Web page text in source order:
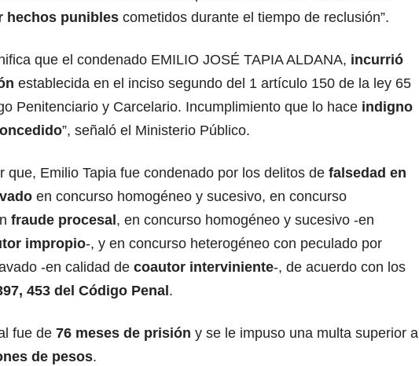
hechos punibles cometidos durante el tiempo de reclusión”.
que el condenado EMILIO JOSÉ TAPIA ALDANA, incurrió
establecida en el inciso segundo del 1 artículo 150 de la ley 65
Penitenciario y Carcelario. Incumplimiento que lo hace indigno
”, señaló el Ministerio Público.
que, Emilio Tapia fue condenado por los delitos de falsedad en
en concurso homogéneo y sucesivo, en concurso
fraude procesal , en concurso homogéneo y sucesivo -en
impropio-, y en concurso heterogéneo con peculado por
-en calidad de coautor interviniente-, de acuerdo con los
453 del Código Penal .
fue de 76 meses de prisión y se le impuso una multa superior a
de pesos.